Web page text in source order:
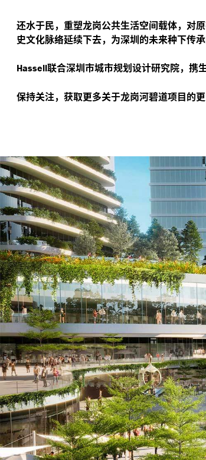
还水于民，重塑龙岗公共生活空间载体，对
史文化脉络延续下去，为深圳的未来种下传承
Hassell联合深圳市城市规划设计研究院，携
保持关注，获取更多关于龙岗河碧道项目的更